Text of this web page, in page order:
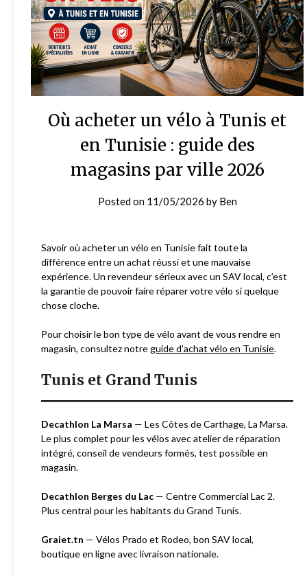
Où acheter un vélo à Tunis et
en Tunisie : guide des
magasins par ville 2026
Posted on 11/05/2026 by Ben
Savoir où acheter un vélo en Tunisie fait toute la
différence entre un achat réussi et une mauvaise
expérience. Un revendeur sérieux avec un SAV local, c’est
la garantie de pouvoir faire réparer votre vélo si quelque
chose cloche.
Pour choisir le bon type de vélo avant de vous rendre en
magasin, consultez notreguide d’achat vélo en Tunisie.
Tunis et Grand Tunis
Decathlon La Marsa — Les Côtes de Carthage, La Marsa.
Le plus complet pour les vélos avec atelier de réparation
intégré, conseil de vendeurs formés, test possible en
magasin.
Decathlon Berges du Lac — Centre Commercial Lac 2.
Plus central pour les habitants du Grand Tunis.
Graiet.tn — Vélos Prado et Rodeo, bon SAV local,
boutique en ligne avec livraison nationale.